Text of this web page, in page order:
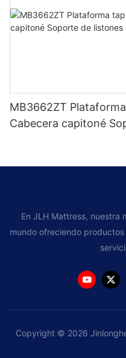
MB3662ZT
Cabecera capitoné
En JLH Mattress, nuestra
mundo ofreciendo
Copyright © 2026